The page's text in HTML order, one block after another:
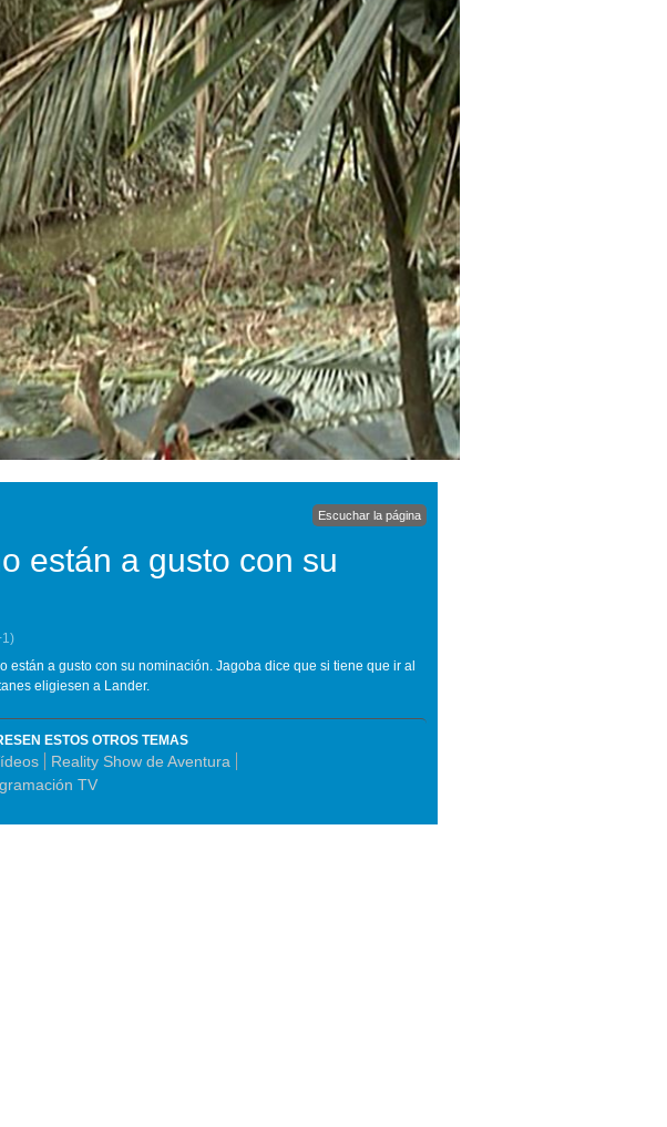
Escuchar la página
están a gusto con su
están a gusto con su nominación. Jagoba dice que si tiene que ir al
eligiesen a Lander.
ESTOS OTROS TEMAS
Reality Show de Aventura
TV